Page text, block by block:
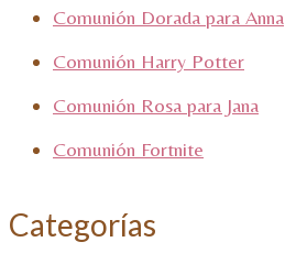
Comunión Dorada para Anna
Comunión Harry Potter
Comunión Rosa para Jana
Comunión Fortnite
Categorías